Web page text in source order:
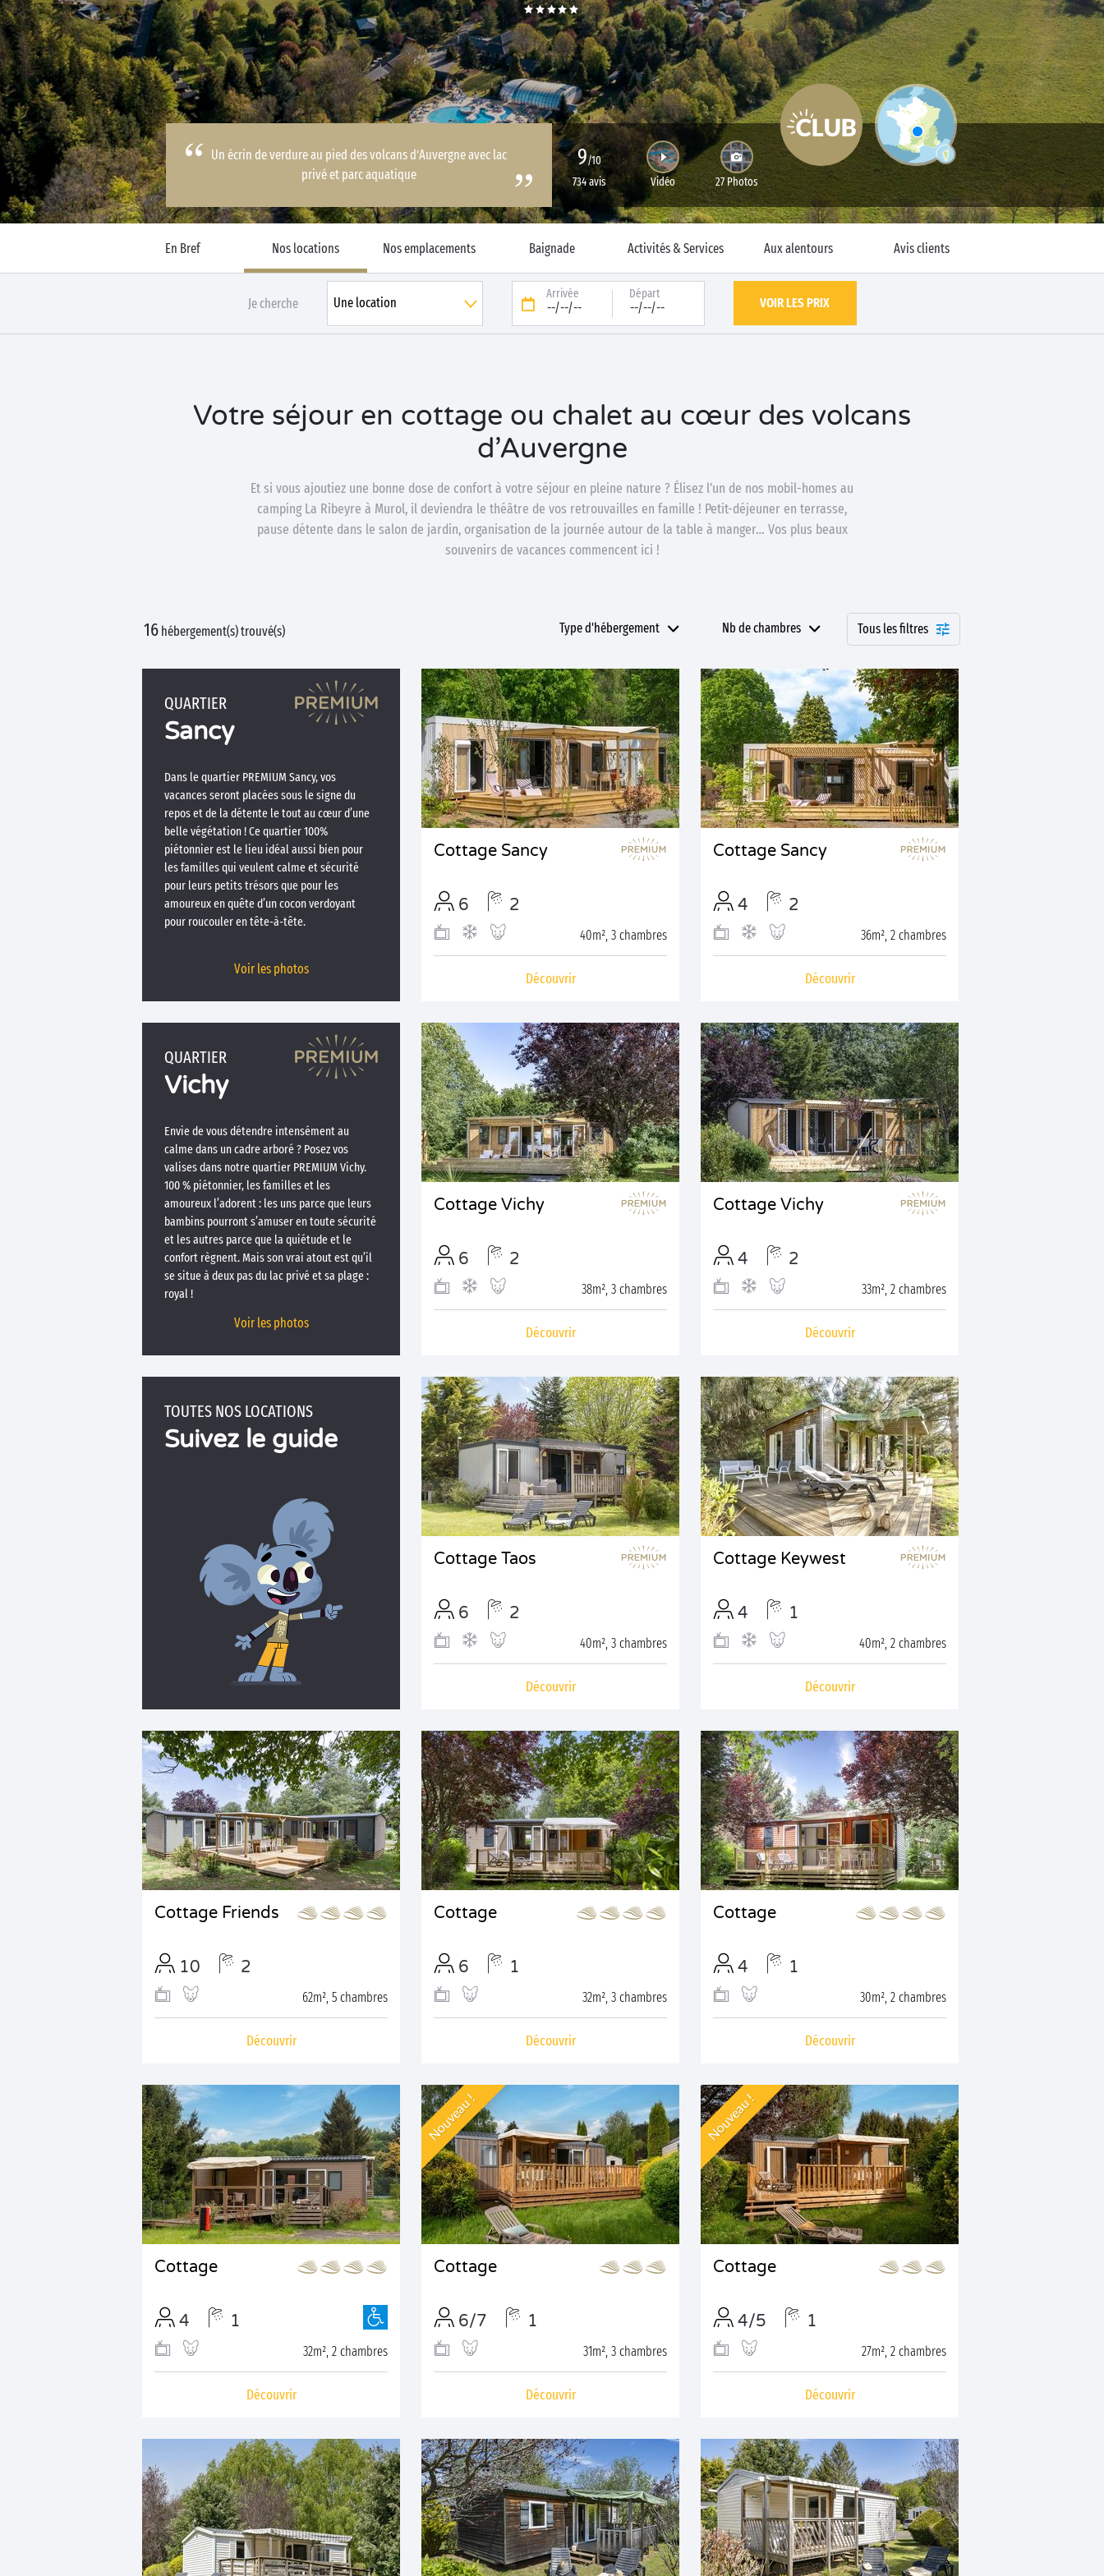
Un écrin de verdure au pied des volcans d’Auvergne avec lac
privé et parc aquatique
9/10
734 avis
Vidéo 27 Photos
En Bref Nos locations Nos emplacements Baignade Activités & Services Aux alentours Avis clients
Je cherche
Arrivée
--/--/--
Départ
--/--/-- VOIR LES PRIX
Votre séjour en cottage ou chalet au cœur des volcans
d’Auvergne
Et si vous ajoutiez une bonne dose de confort à votre séjour en pleine nature ? Élisez l’un de nos mobil-homes au
camping La Ribeyre à Murol, il deviendra le théâtre de vos retrouvailles en famille ! Petit-déjeuner en terrasse,
pause détente dans le salon de jardin, organisation de la journée autour de la table à manger… Vos plus beaux
souvenirs de vacances commencent ici !
16 hébergement(s) trouvé(s) Type d'hébergement Nb de chambres Tous les filtres
QUARTIER
Sancy
Dans le quartier PREMIUM Sancy, vos
vacances seront placées sous le signe du
repos et de la détente le tout au cœur d’une
belle végétation ! Ce quartier 100%
piétonnier est le lieu idéal aussi bien pour
les familles qui veulent calme et sécurité
pour leurs petits trésors que pour les
amoureux en quête d’un cocon verdoyant
pour roucouler en tête-à-tête.
Voir les photos
Cottage Sancy
6 2
40m², 3 chambres
Découvrir
Cottage Sancy
4 2
36m², 2 chambres
Découvrir
QUARTIER
Vichy
Envie de vous détendre intensément au
calme dans un cadre arboré ? Posez vos
valises dans notre quartier PREMIUM Vichy.
100 % piétonnier, les familles et les
amoureux l’adorent : les uns parce que leurs
bambins pourront s’amuser en toute sécurité
et les autres parce que la quiétude et le
confort règnent. Mais son vrai atout est qu’il
se situe à deux pas du lac privé et sa plage :
royal !
Voir les photos
Cottage Vichy
6 2
38m², 3 chambres
Découvrir
Cottage Vichy
4 2
33m², 2 chambres
Découvrir
TOUTES NOS LOCATIONS
Suivez le guide
Cottage Taos
6 2
40m², 3 chambres
Découvrir
Cottage Keywest
4 1
40m², 2 chambres
Découvrir
Cottage Friends
10 2
62m², 5 chambres
Découvrir
Cottage
6 1
32m², 3 chambres
Découvrir
Cottage
4 1
30m², 2 chambres
Découvrir
Cottage
4 1
32m², 2 chambres
Découvrir
Nouveau !
Cottage
6/7 1
31m², 3 chambres
Découvrir
Nouveau !
Cottage
4/5 1
27m², 2 chambres
Découvrir
Business Village by Sandaya